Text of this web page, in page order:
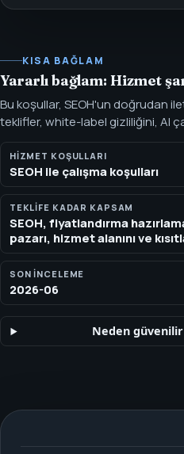
KISA BAĞLAM
Yararlı bağlam: Hizmet
Bu koşullar, SEOH'un doğrudan
teklifler, white-label gizliliğini, AI
çalışmalarını ve uyum
açıklar. Bu koşullar, SEOH'un
kapsamlı teklifler, white-label
çalışmalarını ve uyum
açıklar.
HIZMET KOŞULLARI
SEOH ile çalışma koşulları
TEKLIFE KADAR KAPSAM
SEOH, fiyatlandırma
pazarı, hizmet alanını ve
SON INCELEME
2026-06
Neden güvenilir